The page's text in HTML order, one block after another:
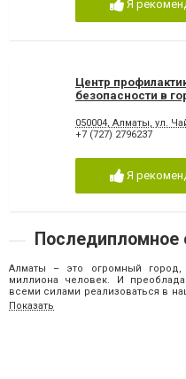
Я
Центр
безопасности в
050004, Алматы, ул.
+7 (727) 2796237
Я
Последипломное
Алматы – это огромный
миллиона человек. И
всеми силами реализоваться в
которые уже успели получить
Показать